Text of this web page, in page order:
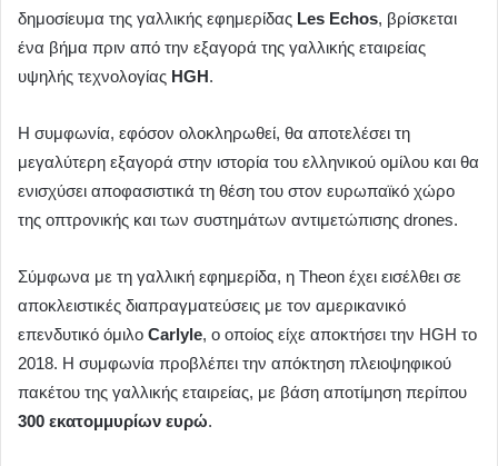
δημοσίευμα της γαλλικής εφημερίδας Les Echos, βρίσκεται
ένα βήμα πριν από την εξαγορά της γαλλικής εταιρείας
υψηλής τεχνολογίας HGH.
Η συμφωνία, εφόσον ολοκληρωθεί, θα αποτελέσει τη
μεγαλύτερη εξαγορά στην ιστορία του ελληνικού ομίλου και θα
ενισχύσει αποφασιστικά τη θέση του στον ευρωπαϊκό χώρο
της οπτρονικής και των συστημάτων αντιμετώπισης drones.
Σύμφωνα με τη γαλλική εφημερίδα, η Theon έχει εισέλθει σε
αποκλειστικές διαπραγματεύσεις με τον αμερικανικό
επενδυτικό όμιλο Carlyle, ο οποίος είχε αποκτήσει την HGH το
2018. Η συμφωνία προβλέπει την απόκτηση πλειοψηφικού
πακέτου της γαλλικής εταιρείας, με βάση αποτίμηση περίπου
300 εκατομμυρίων ευρώ.